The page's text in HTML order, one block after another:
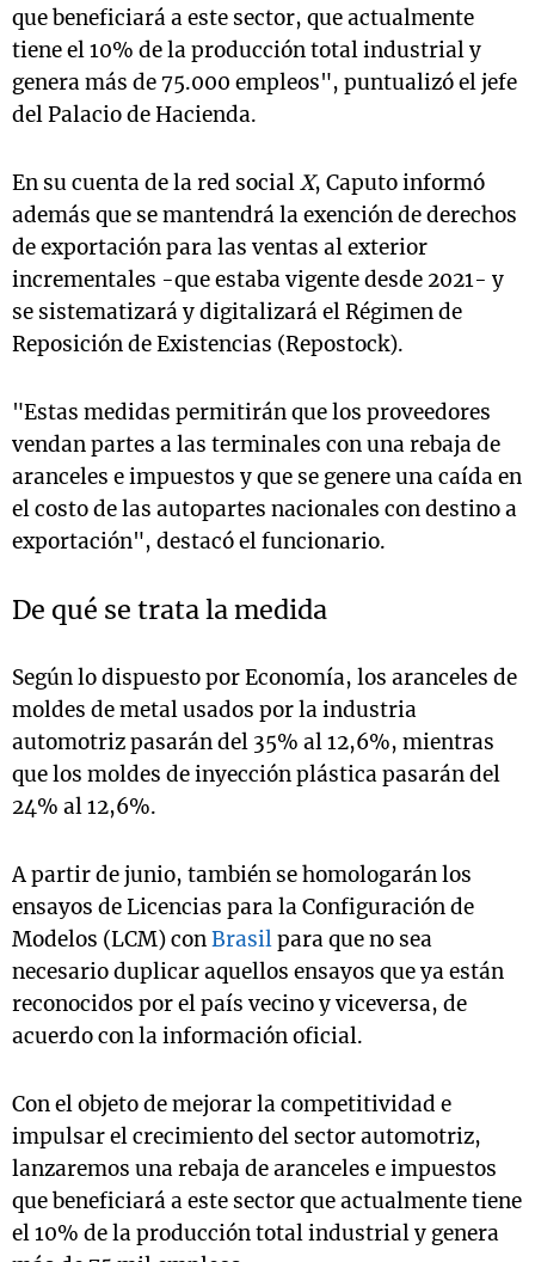
que beneficiará a este sector, que actualmente
tiene el 10% de la producción total industrial y
genera más de 75.000 empleos", puntualizó el jefe
del Palacio de Hacienda.
En su cuenta de la red socialX, Caputo informó
además que se mantendrá la exención de derechos
de exportación para las ventas al exterior
incrementales -que estaba vigente desde 2021- y
se sistematizará y digitalizará el Régimen de
Reposición de Existencias (Repostock).
"Estas medidas permitirán que los proveedores
vendan partes a las terminales con una rebaja de
aranceles e impuestos y que se genere una caída en
el costo de las autopartes nacionales con destino a
exportación", destacó el funcionario.
De qué se trata la medida
Según lo dispuesto por Economía, los aranceles de
moldes de metal usados por la industria
automotriz pasarán del 35% al 12,6%, mientras
que los moldes de inyección plástica pasarán del
24% al 12,6%.
A partir de junio, también se homologarán los
ensayos de Licencias para la Configuración de
Modelos (LCM) conBrasilpara que no sea
necesario duplicar aquellos ensayos que ya están
reconocidos por el país vecino y viceversa, de
acuerdo con la información oficial.
Con el objeto de mejorar la competitividad e
impulsar el crecimiento del sector automotriz,
lanzaremos una rebaja de aranceles e impuestos
que beneficiará a este sector que actualmente tiene
el 10% de la producción total industrial y genera